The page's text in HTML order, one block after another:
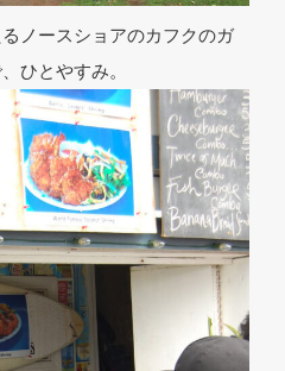
ノースショアのカフクのガ
ひとやすみ。